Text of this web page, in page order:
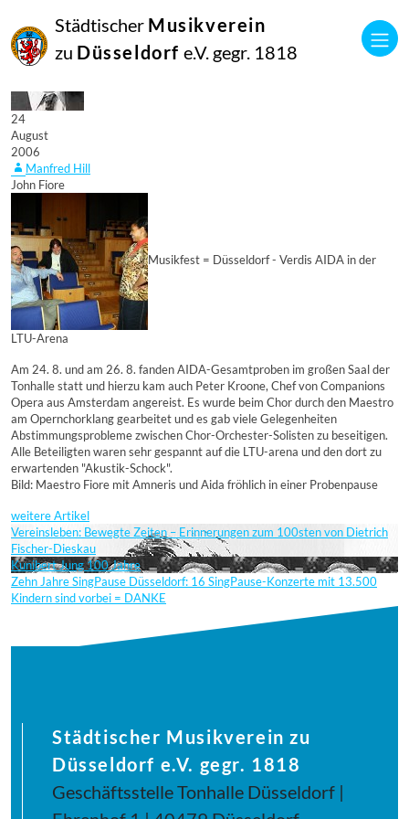
Städtischer Musikverein
zu Düsseldorf e.V. gegr. 1818
24
August
2006
Manfred Hill
John Fiore
Musikfest = Düsseldorf - Verdis AIDA in der
LTU-Arena
Am 24. 8. und am 26. 8. fanden AIDA-Gesamtproben im großen Saal der
Tonhalle statt und hierzu kam auch Peter Kroone, Chef von Companions
Opera aus Amsterdam angereist. Es wurde beim Chor durch den Maestro
am Opernchorklang gearbeitet und es gab viele Gelegenheiten
Abstimmungsprobleme zwischen Chor-Orchester-Solisten zu beseitigen.
Alle Beteiligten waren sehr gespannt auf die LTU-arena und den dort zu
erwartenden "Akustik-Schock".
Bild: Maestro Fiore mit Amneris und Aida fröhlich in einer Probenpause
weitere Artikel
Vereinsleben: Bewegte Zeiten – Erinnerungen zum 100sten von Dietrich
Fischer-Dieskau
Kunibert Jung 100 Jahre
Zehn Jahre SingPause Düsseldorf: 16 SingPause-Konzerte mit 13.500
Kindern sind vorbei = DANKE
Städtischer Musikverein zu
Düsseldorf e.V. gegr. 1818
Geschäftsstelle Tonhalle Düsseldorf |